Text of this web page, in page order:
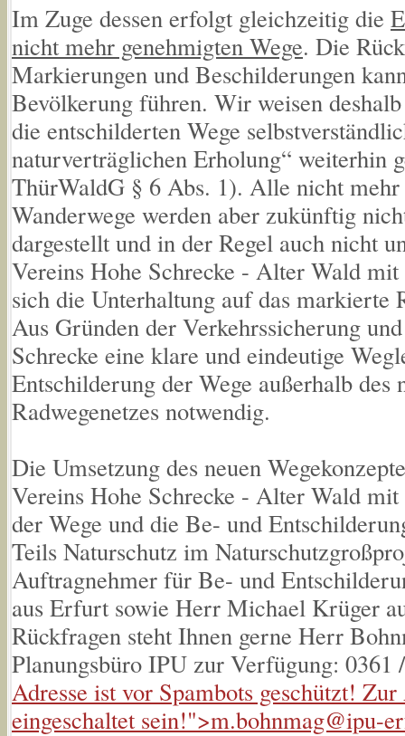
Im Zuge dessen erfolgt gleichzeitig die
nicht mehr genehmigten Wege. Die
Markierungen und Beschilderungen
Bevölkerung führen. Wir weisen
die entschilderten Wege
naturverträglichen Erholung“ weiterhin
ThürWaldG § 6 Abs. 1). Alle nicht
Wanderwege werden aber zukünftig
dargestellt und in der Regel auch nicht
Vereins Hohe Schrecke - Alter Wald
sich die Unterhaltung auf das markierte
Aus Gründen der Verkehrssicherung
Schrecke eine klare und eindeutige
Entschilderung der Wege außerhalb des
Radwegenetzes notwendig.
Die Umsetzung des neuen
Vereins Hohe Schrecke - Alter Wald
der Wege und die Be- und
Teils Naturschutz im
Auftragnehmer für Be- und
aus Erfurt sowie Herr Michael Krüger
Rückfragen steht Ihnen gerne Herr
Planungsbüro IPU zur Verfügung: 0361
Adresse ist vor Spambots geschützt!
eingeschaltet sein!">m.bohnmag@ipu-